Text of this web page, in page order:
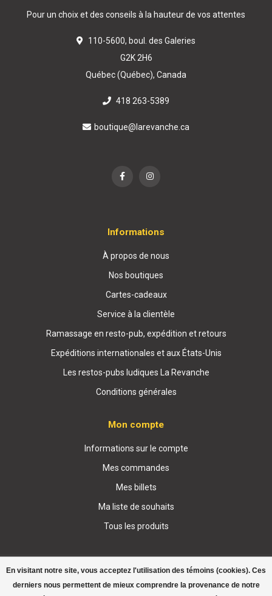
En visitant notre site, vous acceptez l'utilisation des témoins (cookies). Ces
derniers nous permettent de mieux comprendre la provenance de notre
Pour un choix et des conseils à la hauteur de vos attentes
110-5600, boul. des Galeries
G2K 2H6
Québec (Québec), Canada
418 263-5389
boutique@larevanche.ca
Informations
À propos de nous
Nos boutiques
Cartes-cadeaux
Service à la clientèle
Ramassage en resto-pub, expédition et retours
Expéditions internationales et aux États-Unis
Les restos-pubs ludiques La Revanche
Conditions générales
Mon compte
Informations sur le compte
Mes commandes
Mes billets
Ma liste de souhaits
Tous les produits